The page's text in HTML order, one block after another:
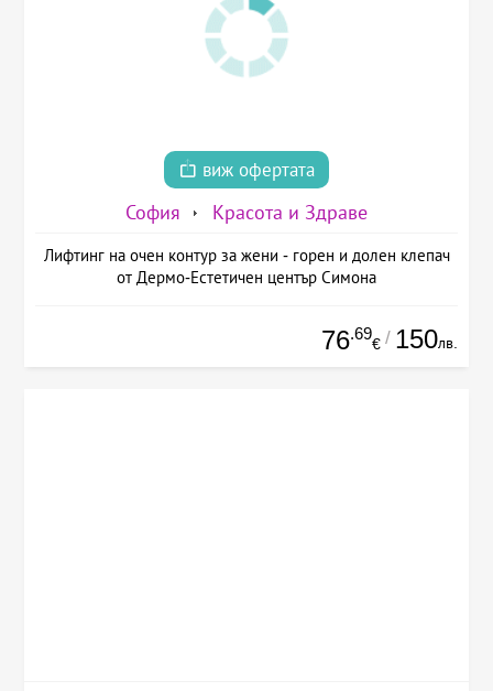
виж офертата
София Красота и Здраве
Лифтинг на очен контур за жени - горен и долен клепач
от Дермо-Естетичен център Симона
76.69
€ / 150лв.